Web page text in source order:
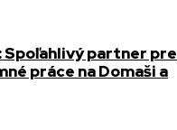
Spoľahlivý partner pre
práce na Domaši a